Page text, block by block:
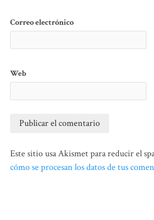
Correo electrónico
Web
Este sitio usa Akismet para reducir el
cómo se procesan los datos de tus